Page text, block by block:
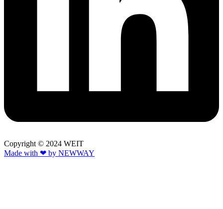
Copyright © 2024 WEIT
Made with ❤ by NEWWAY